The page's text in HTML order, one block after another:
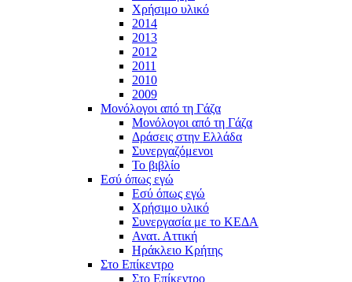
Χρήσιμο υλικό
2014
2013
2012
2011
2010
2009
Μονόλογοι από τη Γάζα
Μονόλογοι από τη Γάζα
Δράσεις στην Ελλάδα
Συνεργαζόμενοι
To βιβλίο
Εσύ όπως εγώ
Εσύ όπως εγώ
Χρήσιμο υλικό
Συνεργασία με το ΚΕΔΑ
Ανατ. Αττική
Ηράκλειο Κρήτης
Στο Επίκεντρο
Στο Επίκεντρο